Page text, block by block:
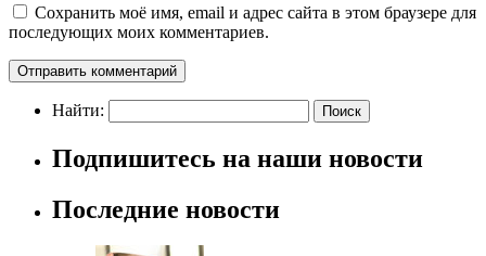
Сохранить моё имя, email и адрес сайта в этом браузере для
последующих моих комментариев.
Найти:
Подпишитесь на наши новости
Последние новости